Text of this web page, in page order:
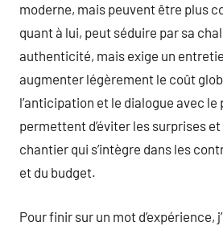
moderne, mais peuvent être plus
quant à lui, peut séduire par sa
authenticité, mais exige un
augmenter légèrement le coût
l’anticipation et le dialogue avec le
permettent d’éviter les surprises
chantier qui s’intègre dans les
et du budget.
Pour finir sur un mot d’expérience,